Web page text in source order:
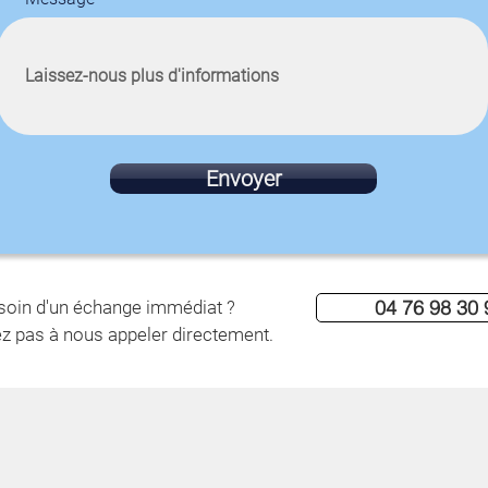
Envoyer
d'un échange immédiat ?
pas à nous appeler directement.
04 76 98 30